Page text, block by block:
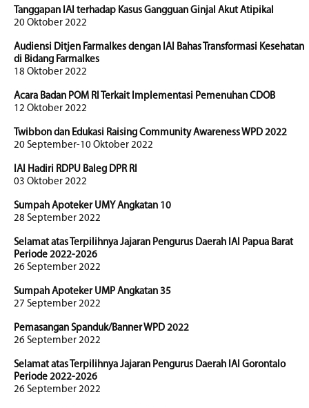
Tanggapan IAI terhadap Kasus Gangguan Ginjal Akut Atipikal
20 Oktober 2022
Audiensi Ditjen Farmalkes dengan IAI Bahas Transformasi Kesehatan
di Bidang Farmalkes
18 Oktober 2022
Acara Badan POM RI Terkait Implementasi Pemenuhan CDOB
12 Oktober 2022
Twibbon dan Edukasi Raising Community Awareness WPD 2022
20 September-10 Oktober 2022
IAI Hadiri RDPU Baleg DPR RI
03 Oktober 2022
Sumpah Apoteker UMY Angkatan 10
28 September 2022
Selamat atas Terpilihnya Jajaran Pengurus Daerah IAI Papua Barat
Periode 2022-2026
26 September 2022
Sumpah Apoteker UMP Angkatan 35
27 September 2022
Pemasangan Spanduk/Banner WPD 2022
26 September 2022
Selamat atas Terpilihnya Jajaran Pengurus Daerah IAI Gorontalo
Periode 2022-2026
26 September 2022